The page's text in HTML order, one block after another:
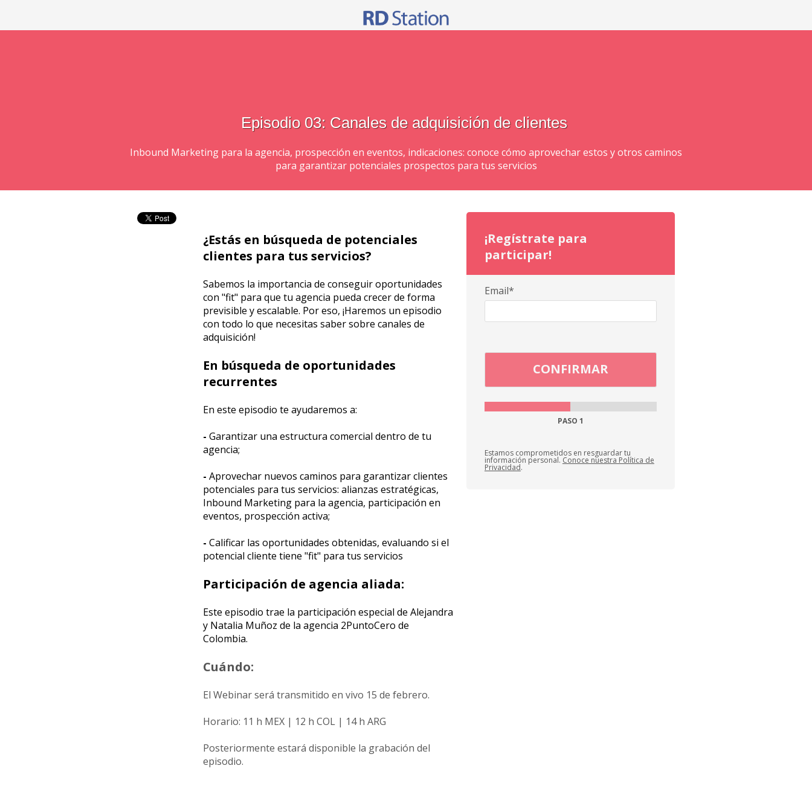
Episodio 03: Canales de adquisición de clientes
Inbound Marketing para la agencia, prospección en eventos, indicaciones: conoce cómo aprovechar estos y otros caminos
para garantizar potenciales prospectos para tus servicios
¿Estás en búsqueda de potenciales
clientes para tus servicios?
Sabemos la importancia de conseguir oportunidades
con "fit" para que tu agencia pueda crecer de forma
previsible y escalable. Por eso, ¡Haremos un episodio
con todo lo que necesitas saber sobre canales de
adquisición!
En búsqueda de oportunidades
recurrentes
En este episodio te ayudaremos a:
- Garantizar una estructura comercial dentro de tu
agencia;
- Aprovechar nuevos caminos para garantizar clientes
potenciales para tus servicios: alianzas estratégicas,
Inbound Marketing para la agencia, participación en
eventos, prospección activa;
- Calificar las oportunidades obtenidas, evaluando si el
potencial cliente tiene "fit" para tus servicios
Participación de agencia aliada:
Este episodio trae la participación especial de Alejandra
y Natalia Muñoz de la agencia 2PuntoCero de
Colombia.
Cuándo:
El Webinar será transmitido en vivo 15 de febrero.
Horario: 11 h MEX | 12 h COL | 14 h ARG
Posteriormente estará disponible la grabación del
episodio.
¡Regístrate para
participar!
Email*
PASO 1
Estamos comprometidos en resguardar tu
información personal. Conoce nuestra Política de
Privacidad.